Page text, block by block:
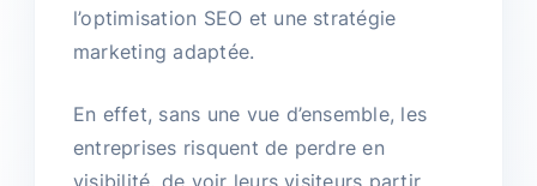
l’optimisation SEO et une stratégie
marketing adaptée.
En effet, sans une vue d’ensemble, les
entreprises risquent de perdre en
visibilité, de voir leurs visiteurs partir